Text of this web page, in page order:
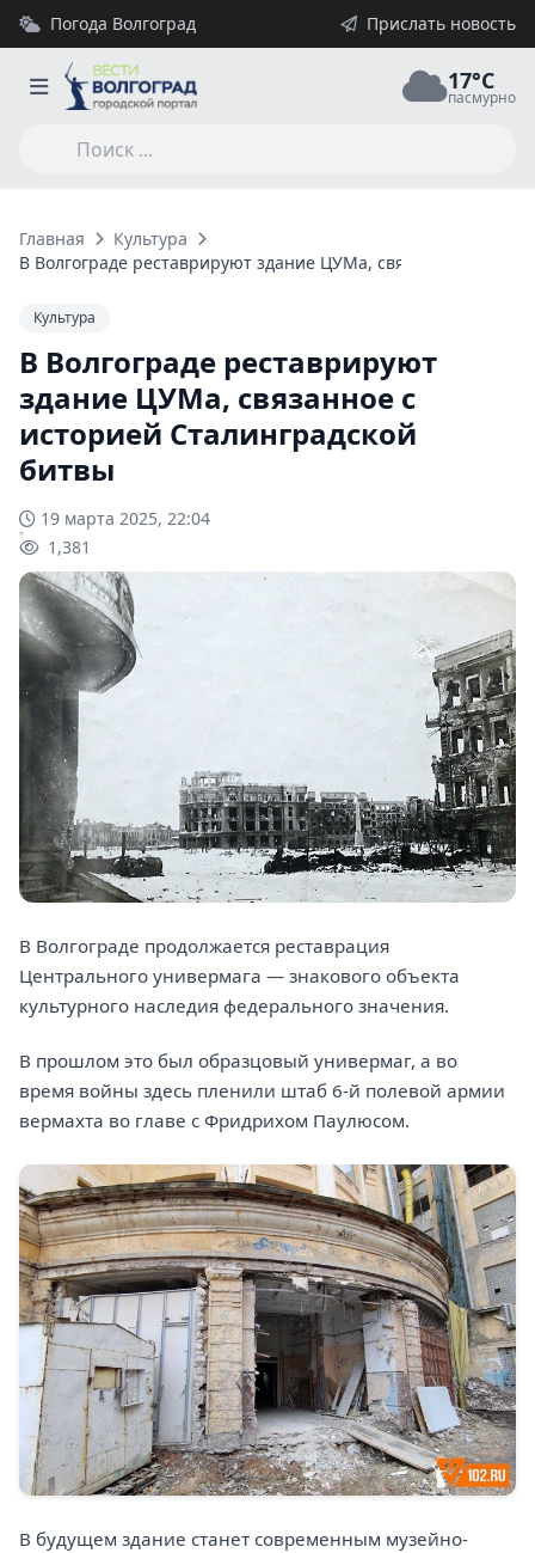
Погода Волгоград Прислать новость
17°C
пасмурно
Главная
Культура
В Волгограде реставрируют здание ЦУМа, связанное с
Культура
В Волгограде реставрируют
здание ЦУМа, связанное с
историей Сталинградской
битвы
19 марта 2025, 22:04
1,381
В Волгограде продолжается реставрация
Центрального универмага — знакового объекта
культурного наследия федерального значения.
В прошлом это был образцовый универмаг, а во
время войны здесь пленили штаб 6-й полевой армии
вермахта во главе с Фридрихом Паулюсом.
В будущем здание станет современным музейно-